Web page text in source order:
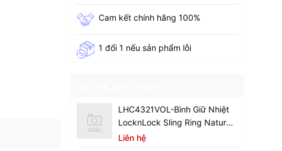
Cam kết chính hãng 100%
1 đổi 1 nếu sản phẩm lỗi
LHC4321VOL-Bình Giữ Nhiệt
LocknLock Sling Ring Nature
Tumbler 650ml
Liên hệ